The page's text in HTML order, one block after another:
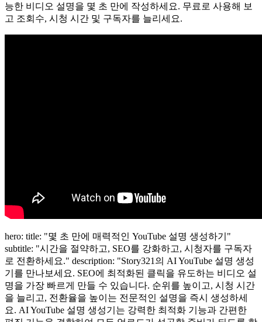
능한 비디오 설명을 몇 초 만에 작성하세요. 무료로 사용해 보
고 조회수, 시청 시간 및 구독자를 늘리세요.
hero: title: "몇 초 만에 매력적인 YouTube 설명 생성하기"
subtitle: "시간을 절약하고, SEO를 강화하고, 시청자를 구독자
로 전환하세요." description: "Story321의 AI YouTube 설명 생성
기를 만나보세요. SEO에 최적화된 클릭을 유도하는 비디오 설
명을 가장 빠르게 만들 수 있습니다. 순위를 높이고, 시청 시간
을 늘리고, 전환율을 높이는 전문적인 설명을 즉시 생성하세
요. AI YouTube 설명 생성기는 강력한 최적화 기능과 간편한